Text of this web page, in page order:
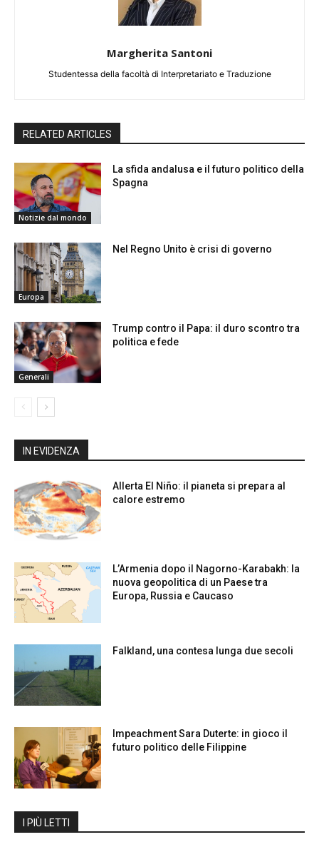
Margherita Santoni
Studentessa della facoltà di Interpretariato e Traduzione
RELATED ARTICLES
Notizie dal mondo
La sfida andalusa e il futuro politico della
Spagna
Europa
Nel Regno Unito è crisi di governo
Generali
Trump contro il Papa: il duro scontro tra
politica e fede
IN EVIDENZA
Allerta El Niño: il pianeta si prepara al
calore estremo
L’Armenia dopo il Nagorno-Karabakh: la
nuova geopolitica di un Paese tra
Europa, Russia e Caucaso
Falkland, una contesa lunga due secoli
Impeachment Sara Duterte: in gioco il
futuro politico delle Filippine
I PIÙ LETTI